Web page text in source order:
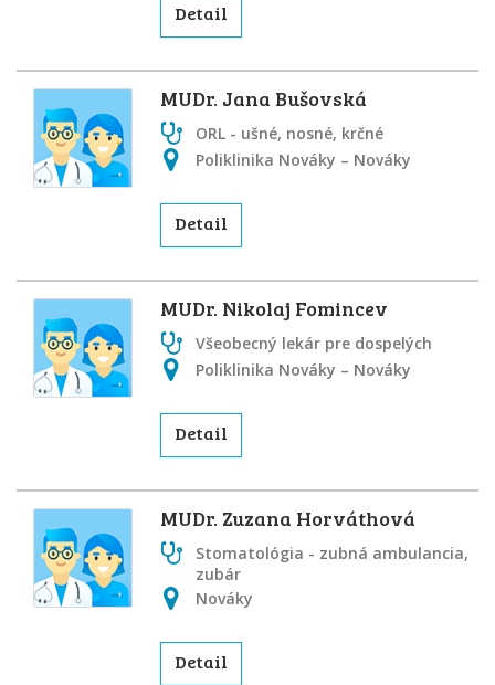
Detail
MUDr. Jana Bušovská
ORL - ušné, nosné, krčné
Poliklinika Nováky – Nováky
Detail
MUDr. Nikolaj Fomincev
Všeobecný lekár pre dospelých
Poliklinika Nováky – Nováky
Detail
MUDr. Zuzana Horváthová
Stomatológia - zubná ambulancia,
zubár
Nováky
Detail